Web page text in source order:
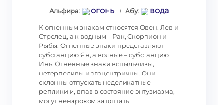
Альфира: огонь + Абу: вода
К огненным знакам относятся Овен, Лев и
Стрелец, а к водным – Рак, Скорпион и
Рыбы. Огненные знаки представляют
субстанцию Ян, а водные – субстанцию
Инь. Огненные знаки вспыльчивы,
нетерпеливы и эгоцентричны. Они
склонны отпускать неделикатные
реплики и, впав в состояние энтузиазма,
могут ненароком затоптать